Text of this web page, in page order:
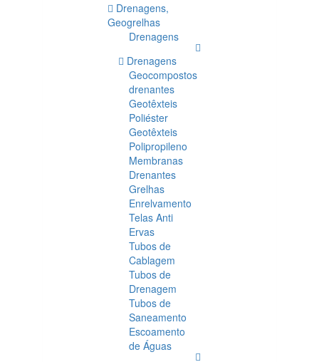
Drenagens,
Geogrelhas
Drenagens
Drenagens
Geocompostos
drenantes
Geotêxteis
Poliéster
Geotêxteis
Polipropileno
Membranas
Drenantes
Grelhas
Enrelvamento
Telas Anti
Ervas
Tubos de
Cablagem
Tubos de
Drenagem
Tubos de
Saneamento
Escoamento
de Águas